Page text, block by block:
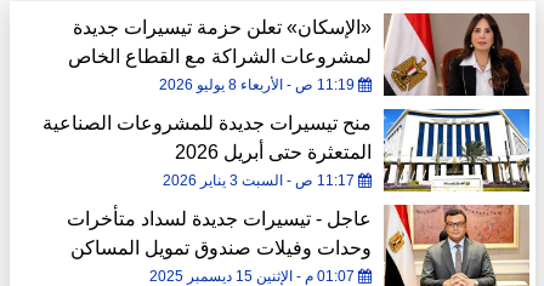
«الإسكان» تعلن حزمة تيسيرات جديدة
لمشروعات الشراكة مع القطاع الخاص
11:19 ص - الأربعاء 8 يوليو 2026
منح تيسيرات جديدة للمشروعات الصناعية
المتعثرة حتى أبريل 2026
11:17 ص - السبت 3 يناير 2026
عاجل - تيسيرات جديدة لسداد متأخرات
وحدات وفيلات صندوق تمويل المساكن
01:07 م - الإثنين 15 ديسمبر 2025